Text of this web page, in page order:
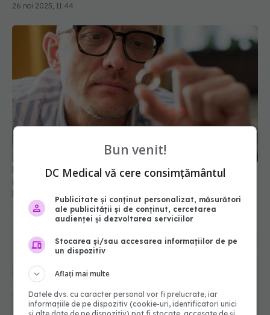
26 noi 2025, 11:44
Revoluție în monitorizarea diabetului? Un inel
inteligent măsoară simultan glicemia și alți
biomarkeri, fără înțepături
25 iul 2026, 09:37
Bun venit!
DC Medical vă cere consimțământul
Publicitate și conținut personalizat, măsurători
ale publicității și de conținut, cercetarea
audienței și dezvoltarea serviciilor
Stocarea și/sau accesarea informațiilor de pe
un dispozitiv
Aflați mai multe
Datele dvs. cu caracter personal vor fi prelucrate, iar
informațiile de pe dispozitiv (cookie-uri, identificatori unici